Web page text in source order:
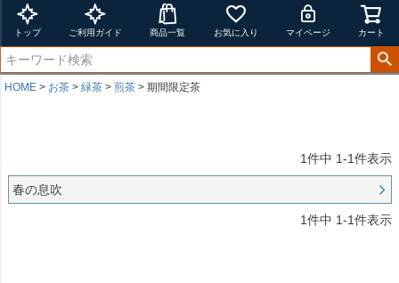
トップ ご利用ガイド 商品一覧 お気に入り マイページ カート
HOME お茶 緑茶 煎茶 期間限定茶
1件中 1-1件表示
春の息吹
1件中 1-1件表示